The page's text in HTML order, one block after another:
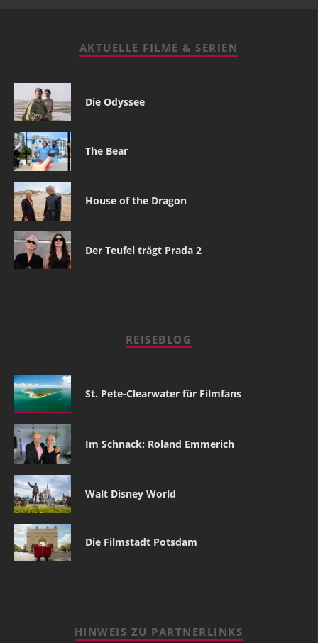
AKTUELLE FILME & SERIEN
Die Odyssee
The Bear
House of the Dragon
Der Teufel trägt Prada 2
REISEBLOG
St. Pete-Clearwater für Filmfans
Im Schnack: Roland Emmerich
Walt Disney World
Die Filmstadt Potsdam
HINWEIS ZU PARTNERLINKS